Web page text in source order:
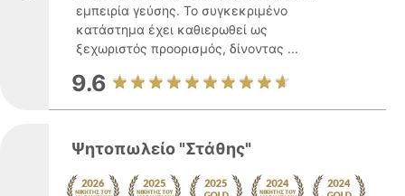
εμπειρία γεύσης. Το συγκεκριμένο
κατάστημα έχει καθιερωθεί ως
ξεχωριστός προορισμός, δίνοντας ...
9.6
Ψητοπωλείο "Στάθης"